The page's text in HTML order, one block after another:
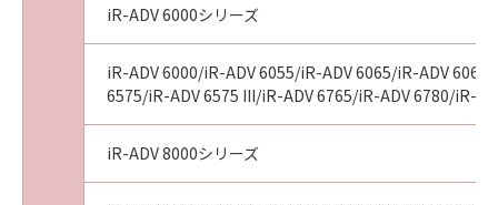
iR-ADV 6000シリーズ
iR-ADV 6000/iR-ADV 6055/iR-ADV 6065/iR-ADV
6575/iR-ADV 6575 III/iR-ADV 6765/iR-ADV 6780/iR-
iR-ADV 8000シリーズ